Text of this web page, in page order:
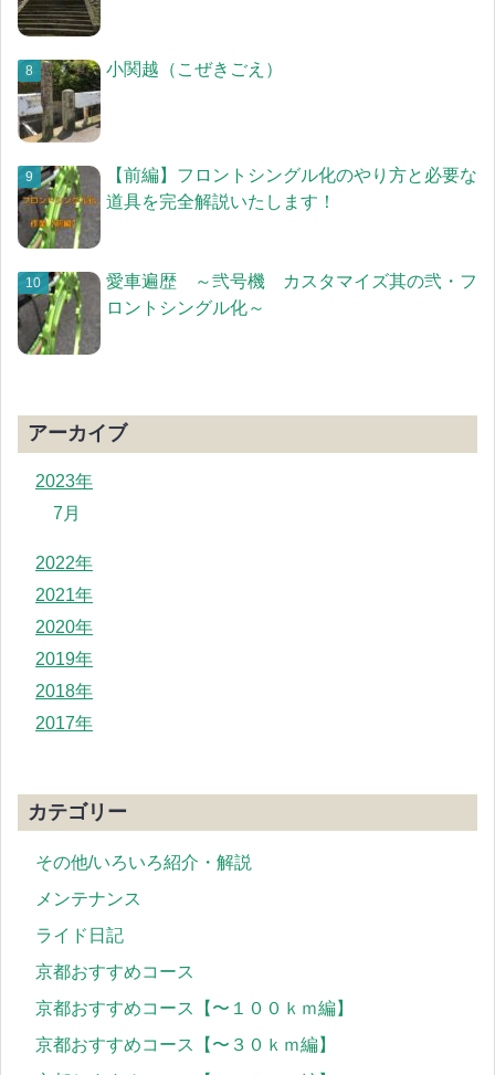
小関越（こぜきごえ）
【前編】フロントシングル化のやり方と必要な
道具を完全解説いたします！
愛車遍歴 ～弐号機 カスタマイズ其の弐・フ
ロントシングル化～
アーカイブ
2023年
7月
2022年
2021年
2020年
2019年
2018年
2017年
カテゴリー
その他/いろいろ紹介・解説
メンテナンス
ライド日記
京都おすすめコース
京都おすすめコース【〜１００ｋｍ編】
京都おすすめコース【〜３０ｋｍ編】